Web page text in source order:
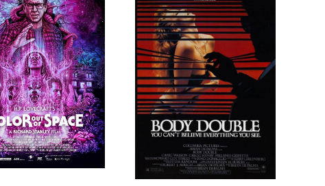
Programa 205
en OMC (314)
de Peligrosas
Sociales
Programa 209
en OMC (318)
de Peligrosas
Sociales